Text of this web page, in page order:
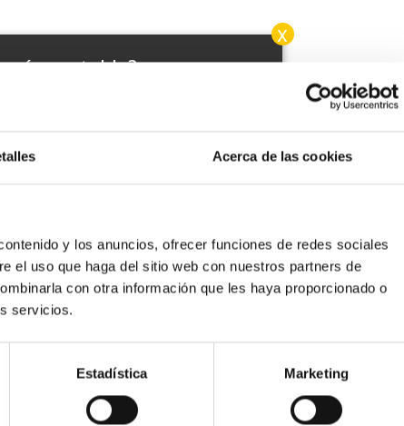
Acerca de las cookies
y los anuncios, ofrecer funciones de redes sociales
el uso que haga del sitio web con nuestros partners de
con otra información que les haya proporcionado o
servicios.
Estadística Marketing
x
rentable?